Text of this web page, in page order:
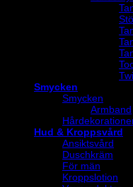
Smycken
Smycken
Armband
Hud & Kroppsvård
Ansiktsvård
Duschkräm
För män
Kroppslotion